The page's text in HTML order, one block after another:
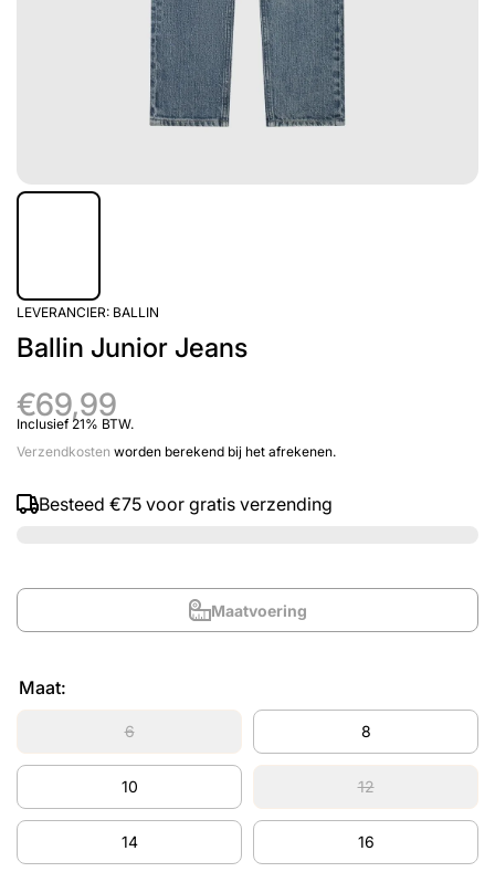
LEVERANCIER: BALLIN
Ballin Junior Jeans
€69,99
Inclusief 21% BTW.
Verzendkosten worden berekend bij het afrekenen.
Besteed €75 voor gratis verzending
Maatvoering
Maat:
6 8
10 12
14 16